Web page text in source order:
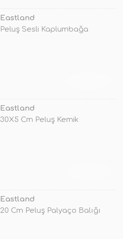
Eastland
Peluş Sesli Kaplumbağa
Eastland
30X5 Cm Peluş Kemik
Eastland
20 Cm Peluş Palyaço Balığı